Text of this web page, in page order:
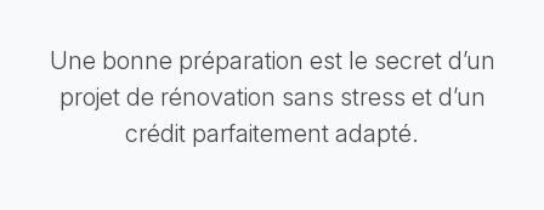
Une bonne préparation est le secret d’un
projet de rénovation sans stress et d’un
crédit parfaitement adapté.